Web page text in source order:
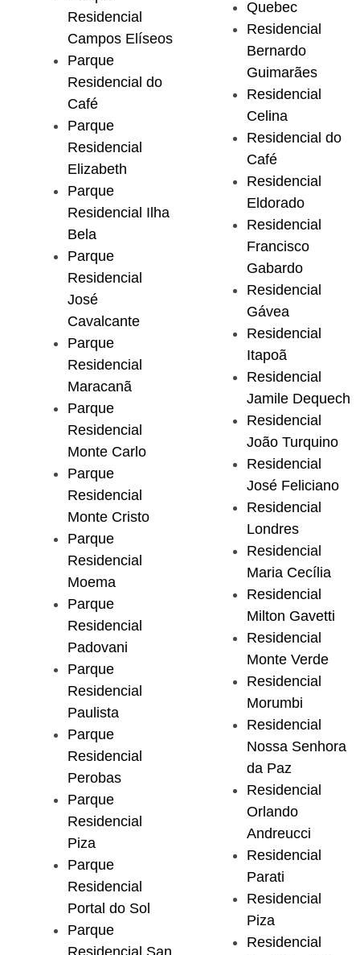
Residencial
Campos Elíseos
Parque
Residencial do
Café
Parque
Residencial
Elizabeth
Parque
Residencial Ilha
Bela
Parque
Residencial
José
Cavalcante
Parque
Residencial
Maracanã
Parque
Residencial
Monte Carlo
Parque
Residencial
Monte Cristo
Parque
Residencial
Moema
Parque
Residencial
Padovani
Parque
Residencial
Paulista
Parque
Residencial
Perobas
Parque
Residencial
Piza
Parque
Residencial
Portal do Sol
Parque
Quebec
Residencial
Bernardo
Guimarães
Residencial
Celina
Residencial do
Café
Residencial
Eldorado
Residencial
Francisco
Gabardo
Residencial
Gávea
Residencial
Itapoã
Residencial
Jamile Dequech
Residencial
João Turquino
Residencial
José Feliciano
Residencial
Londres
Residencial
Maria Cecília
Residencial
Milton Gavetti
Residencial
Monte Verde
Residencial
Morumbi
Residencial
Nossa Senhora
da Paz
Residencial
Orlando
Andreucci
Residencial
Parati
Residencial
Piza
Residencial